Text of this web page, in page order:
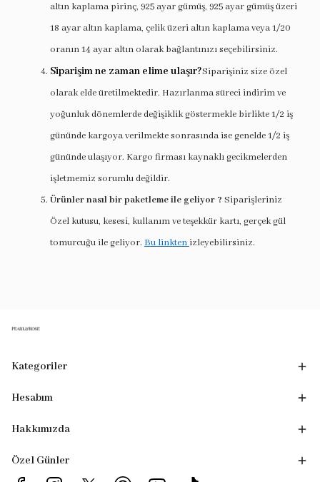
altın kaplama pirinç, 925 ayar gümüş, 925 ayar gümüş üzeri
18 ayar altın kaplama, çelik üzeri altın kaplama veya 1/20
oranın 14 ayar altın olarak bağlantınızı seçebilirsiniz.
Siparişim ne zaman elime ulaşır?Siparişiniz size özel
olarak elde üretilmektedir. Hazırlanma süreci indirim ve
yoğunluk dönemlerde değişiklik göstermekle birlikte 1/2 iş
gününde kargoya verilmekte sonrasında ise genelde 1/2 iş
gününde ulaşıyor. Kargo firması kaynaklı gecikmelerden
işletmemiz sorumlu değildir.
Ürünler nasıl bir paketleme ile geliyor ? Siparişleriniz
Özel kutusu, kesesi, kullanım ve teşekkür kartı, gerçek gül
tomurcuğu ile geliyor. Bu linkten izleyebilirsiniz.
Kategoriler
Hesabım
Hakkımızda
Özel Günler